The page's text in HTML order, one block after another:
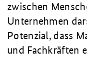
zwischen
Unternehmen
Potenzial, dass
und Fachkräften